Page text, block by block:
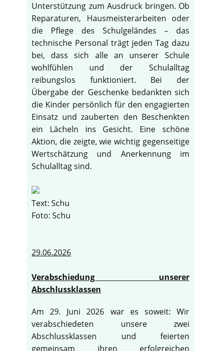
Unterstützung zum Ausdruck bringen. Ob
Reparaturen, Hausmeisterarbeiten oder
die Pflege des Schulgeländes – das
technische Personal trägt jeden Tag dazu
bei, dass sich alle an unserer Schule
wohlfühlen und der Schulalltag
reibungslos funktioniert. Bei der
Übergabe der Geschenke bedankten sich
die Kinder persönlich für den engagierten
Einsatz und zauberten den Beschenkten
ein Lächeln ins Gesicht. Eine schöne
Aktion, die zeigte, wie wichtig gegenseitige
Wertschätzung und Anerkennung im
Schulalltag sind.
Text: Schu
Foto: Schu
29.06.2026
Verabschiedung unserer
Abschlussklassen
Am 29. Juni 2026 war es soweit: Wir
verabschiedeten unsere zwei
Abschlussklassen und feierten
gemeinsam ihren erfolgreichen